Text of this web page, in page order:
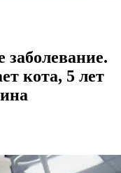
заболевание.
кота, 5 лет